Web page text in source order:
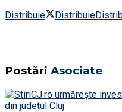
Distribuie Distribuie
Postări Asociate